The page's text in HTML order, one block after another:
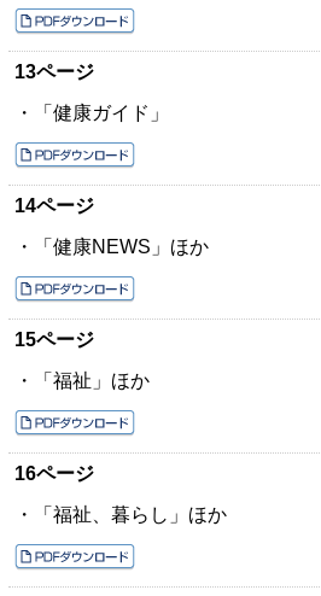
13ページ
・「健康ガイド」
14ページ
・「健康NEWS」ほか
15ページ
・「福祉」ほか
16ページ
・「福祉、暮らし」ほか